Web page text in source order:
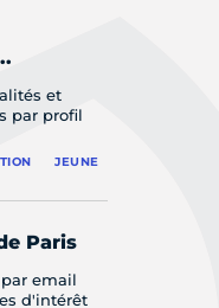
et
par profil
JEUNE
Paris
email
d'intérêt